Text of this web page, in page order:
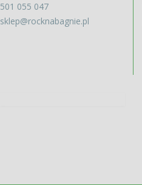
501 055 047
sklep@rocknabagnie.pl